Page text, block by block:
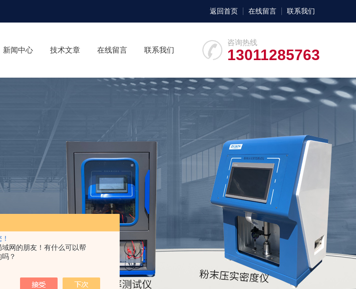
域网的朋友！有什么可以帮
？
返回首页 在线留言 联系我们
咨询热线
13011285763
新闻中心 技术文章 在线留言 联系我们